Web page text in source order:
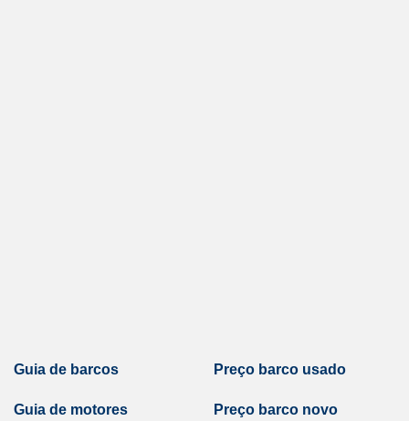
Guia de barcos
Guia de motores
Preço barco usado
Preço barco novo